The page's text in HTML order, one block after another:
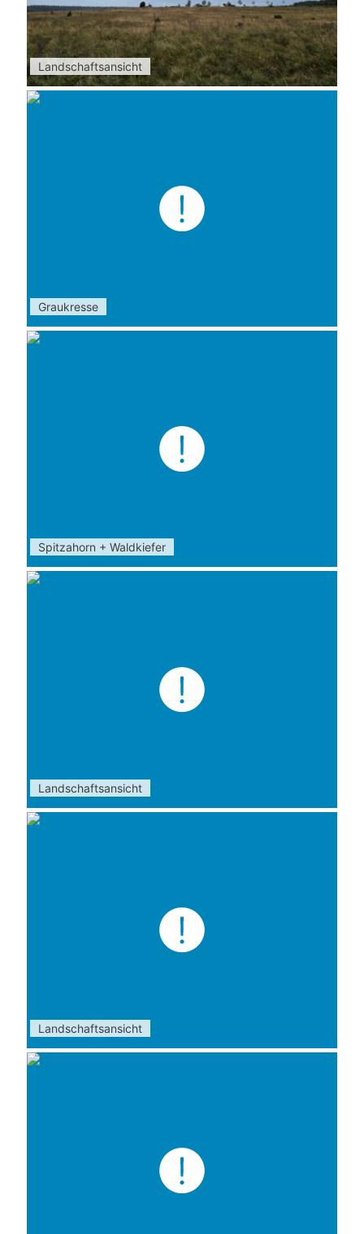
Landschaftsansicht
Graukresse
Spitzahorn + Waldkiefer
Landschaftsansicht
Landschaftsansicht